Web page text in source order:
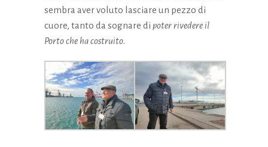
sembra aver voluto lasciare un pezzo di
cuore, tanto da sognare di poter rivedere il
Porto che ha costruito.
nostro sito
al meglio
questi cookie,
alcune
funzionalità
scompariranno
dal sito web.